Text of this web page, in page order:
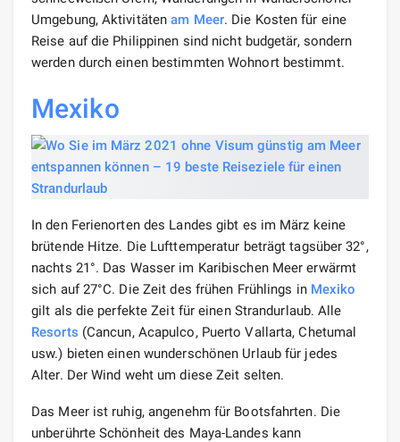
Umgebung, Aktivitätenam Meer. Die Kosten für eine
Reise auf die Philippinen sind nicht budgetär, sondern
werden durch einen bestimmten Wohnort bestimmt.
Mexiko
In den Ferienorten des Landes gibt es im März keine
brütende Hitze. Die Lufttemperatur beträgt tagsüber 32°,
nachts 21°. Das Wasser im Karibischen Meer erwärmt
sich auf 27°C. Die Zeit des frühen Frühlings in Mexiko
gilt als die perfekte Zeit für einen Strandurlaub. Alle
Resorts (Cancun, Acapulco, Puerto Vallarta, Chetumal
usw.) bieten einen wunderschönen Urlaub für jedes
Alter. Der Wind weht um diese Zeit selten.
Das Meer ist ruhig, angenehm für Bootsfahrten. Die
unberührte Schönheit des Maya-Landes kann